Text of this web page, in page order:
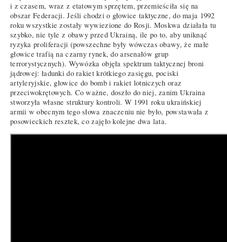
i z czasem, wraz z etatowym sprzętem, przemieściła się na
obszar Federacji. Jeśli chodzi o głowice taktyczne, do maja 1992
roku wszystkie zostały wywiezione do Rosji. Moskwa działała tu
szybko, nie tyle z obawy przed Ukrainą, ile po to, aby uniknąć
ryzyka proliferacji (powszechne były wówczas obawy, że małe
głowice trafią na czarny rynek, do arsenałów grup
terrorystycznych). Wywózka objęła spektrum taktycznej broni
jądrowej: ładunki do rakiet krótkiego zasięgu, pociski
artyleryjskie, głowice do bomb i rakiet lotniczych oraz
przeciwokrętowych. Co ważne, doszło do niej, zanim Ukraina
stworzyła własne struktury kontroli. W 1991 roku ukraińskiej
armii w obecnym tego słowa znaczeniu nie było, powstawała z
posowieckich resztek, co zajęło kolejne dwa lata.